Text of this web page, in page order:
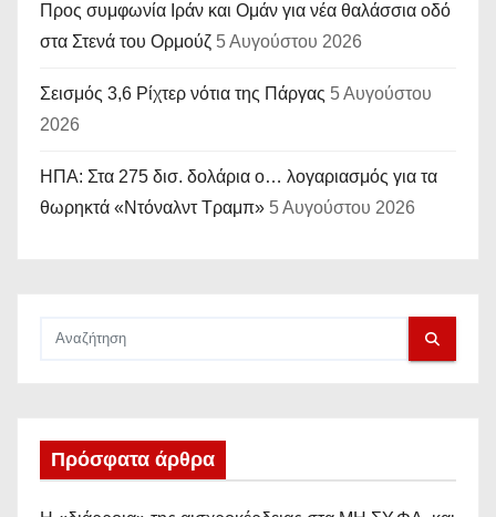
Προς συμφωνία Ιράν και Ομάν για νέα θαλάσσια οδό
στα Στενά του Ορμούζ 5 Αυγούστου 2026
Σεισμός 3,6 Ρίχτερ νότια της Πάργας 5 Αυγούστου
2026
ΗΠΑ: Στα 275 δισ. δολάρια ο… λογαριασμός για τα
θωρηκτά «Ντόναλντ Τραμπ» 5 Αυγούστου 2026
Πρόσφατα άρθρα